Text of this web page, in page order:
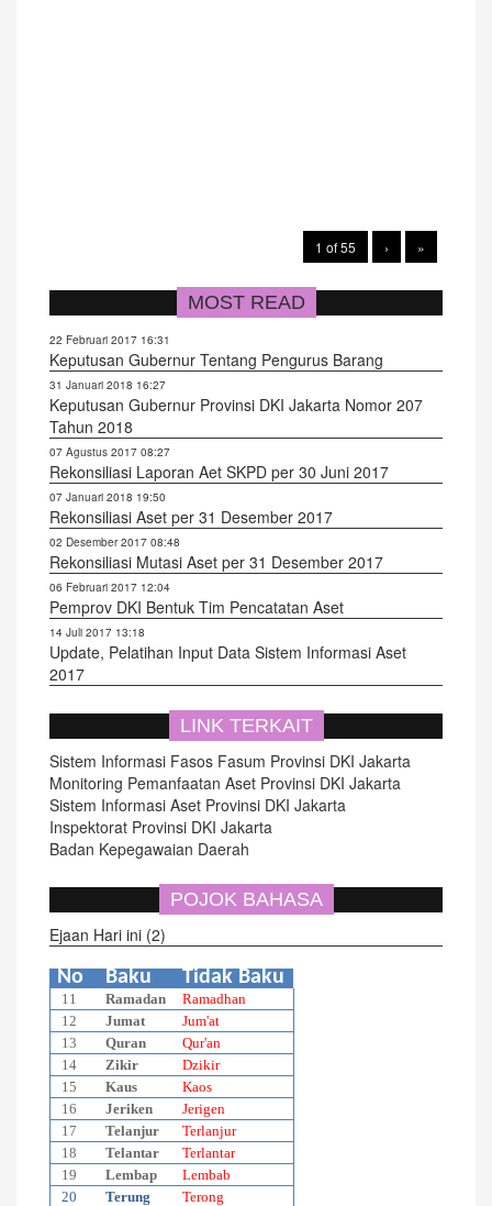
1 of 55 › »
MOST READ
22 Februari 2017 16:31
Keputusan Gubernur Tentang Pengurus Barang
31 Januari 2018 16:27
Keputusan Gubernur Provinsi DKI Jakarta Nomor 207
Tahun 2018
07 Agustus 2017 08:27
Rekonsiliasi Laporan Aet SKPD per 30 Juni 2017
07 Januari 2018 19:50
Rekonsiliasi Aset per 31 Desember 2017
02 Desember 2017 08:48
Rekonsiliasi Mutasi Aset per 31 Desember 2017
06 Februari 2017 12:04
Pemprov DKI Bentuk Tim Pencatatan Aset
14 Juli 2017 13:18
Update, Pelatihan Input Data Sistem Informasi Aset
2017
LINK TERKAIT
Sistem Informasi Fasos Fasum Provinsi DKI Jakarta
Monitoring Pemanfaatan Aset Provinsi DKI Jakarta
Sistem Informasi Aset Provinsi DKI Jakarta
Inspektorat Provinsi DKI Jakarta
Badan Kepegawaian Daerah
POJOK BAHASA
Ejaan Hari ini (2)
No
Baku Tidak Baku
11 Ramadan
Ramadhan
12
Jumat
Jum'at
13
Quran
Qur'an
14
Zikir
Dzikir
15
Kaus
Kaos
16
Jeriken
Jerigen
17
Telanjur
Terlanjur
18
Telantar
Terlantar
19
Lembap
Lembab
20
Terung Terong